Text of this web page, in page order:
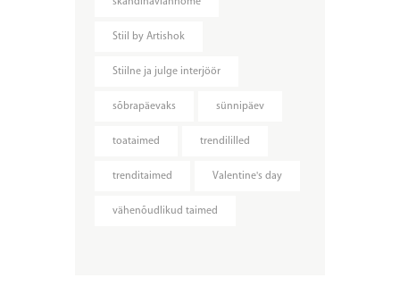
Stiil by Artishok
Stiilne ja julge interjöör
sõbrapäevaks sünnipäev
toataimed trendililled
trenditaimed Valentine's day
vähenõudlikud taimed